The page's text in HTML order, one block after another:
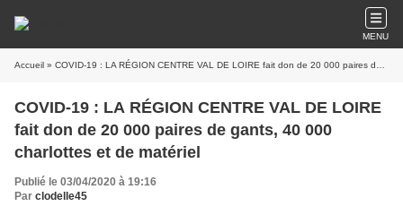
MENU
Accueil » COVID-19 : LA RÉGION CENTRE VAL DE LOIRE fait don de 20 000 paires de gants, 40 000 charlottes et de matériel
COVID-19 : LA RÉGION CENTRE VAL DE LOIRE
fait don de 20 000 paires de gants, 40 000
charlottes et de matériel
Publié le 03/04/2020 à 19:16
Par clodelle45